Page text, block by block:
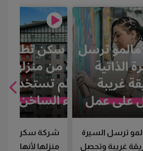
ترسل السيرة
غريبة وتحصل
شركة سكن
منزلها لأنها لم